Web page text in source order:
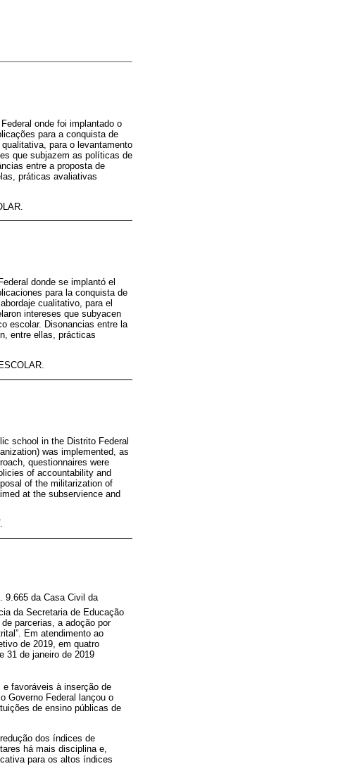
onde foi implantado o
para a conquista de
para o levantamento
que subjazem as políticas de
entre a proposta de
práticas avaliativas
donde se implantó el
para la conquista de
cualitativo, para el
intereses que subyacen
escolar. Disonancias entre la
entre ellas, prácticas
school in the Distrito Federal
was implemented, as
questionnaires were
of accountability and
of the militarization of
at the subservience and
9.665 da Casa Civil da
da Secretaria de Educação
parcerias, a adoção por
Em atendimento ao
de 2019, em quatro
31 de janeiro de 2019
favoráveis à inserção de
Governo Federal lançou o
de ensino públicas de
dos índices de
há mais disciplina e,
para os altos índices